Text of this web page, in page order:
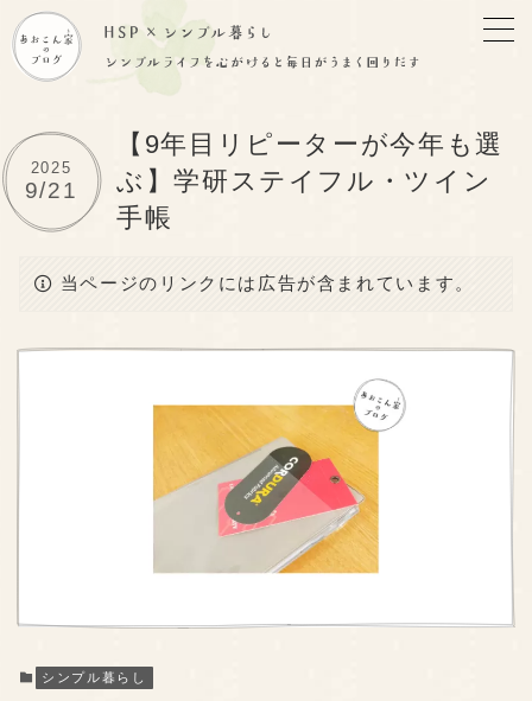
【9年目リピーターが今年も選
ぶ】学研ステイフル・ツイン
手帳
2025
9/21
当ページのリンクには広告が含まれています。
シンプル暮らし